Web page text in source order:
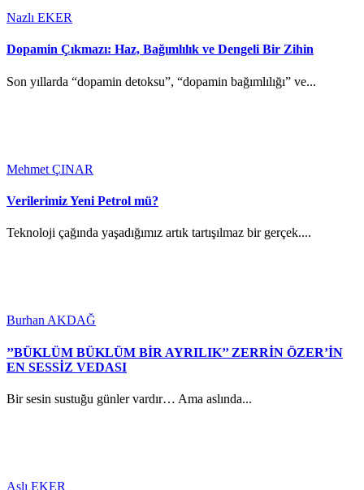
Nazlı EKER
Dopamin Çıkmazı: Haz, Bağımlılık ve Dengeli Bir Zihin
Son yıllarda “dopamin detoksu”, “dopamin bağımlılığı” ve...
Mehmet ÇINAR
Verilerimiz Yeni Petrol mü?
Teknoloji çağında yaşadığımız artık tartışılmaz bir gerçek....
Burhan AKDAĞ
’’BÜKLÜM BÜKLÜM BİR AYRILIK’’ ZERRİN ÖZER’İN
EN SESSİZ VEDASI
Bir sesin sustuğu günler vardır… Ama aslında...
Aslı EKER